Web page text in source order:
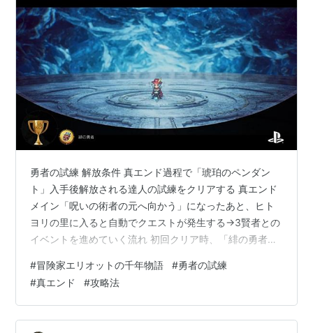
勇者の試練 解放条件 真エンド過程で「琥珀のペンダン
ト」入手後解放される達人の試練をクリアする 真エンド
メイン「呪いの術者の元へ向かう」になったあと、ヒト
ヨリの里に入ると自動でクエストが発生する→3賢者との
イベントを進めていく流れ 初回クリア時、「緋の勇者」
最初の階層からやり直しになります 報酬 報酬：緋の勇者
の勲章、以降5000ツール。魔石稼ぎにもなるので宝石屋
がMAXになっていないならうまい おすすめ弓の魔石 リサ
イクル必須 矢を消費しない ★5で80％） ダブルショッ
#冒険家エリオットの千年物語 #勇者の試練
#真エンド #攻略法